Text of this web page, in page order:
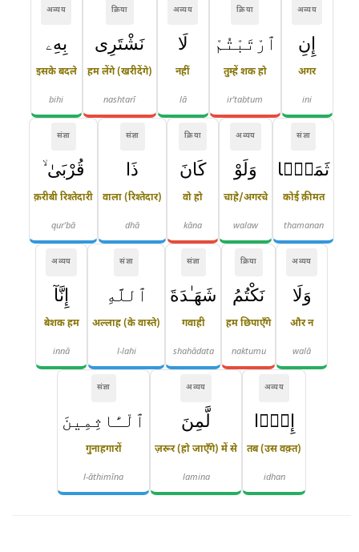
अव्यय
إِنِ
अगर
ini
क्रिया
ٱرْتَبْتُمْ
तुम्हें शक हो
ir'tabtum
अव्यय
لَا
नहीं
lā
क्रिया
نَشْتَرِى
हम लेंगे (खरीदेंगे)
nashtarī
अव्यय
بِهِۦ
इसके बदले
bihi
संज्ञा
ثَمَنًۭا
कोई क़ीमत
thamanan
अव्यय
وَلَوْ
चाहे/अगरचे
walaw
क्रिया
كَانَ
वो हो
kāna
संज्ञा
ذَا
वाला (रिश्तेदार)
dhā
संज्ञा
قُرْبَىٰ ۙ
क़रीबी रिश्तेदारी
qur'bā
अव्यय
وَلَا
और न
walā
क्रिया
نَكْتُمُ
हम छिपाएँगे
naktumu
संज्ञा
شَهَـٰدَةَ
गवाही
shahādata
संज्ञा
ٱللَّهِ
अल्लाह (के वास्ते)
l-lahi
अव्यय
إِنَّآ
बेशक हम
innā
अव्यय
إِذًۭا
तब (उस वक़्त)
idhan
अव्यय
لَّمِنَ
ज़रूर (हो जाएँगे) में से
lamina
संज्ञा
ٱلْـَٔاثِمِينَ
गुनाहगारों
l-āthimīna